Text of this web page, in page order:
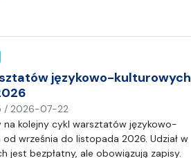
językowo-kulturowych
/ 2026-07-22
a
p
i
na kolejny cykl warsztatów językowo-
września do listopada 2026. Udział w
jest bezpłatny, ale obowiązują zapisy.